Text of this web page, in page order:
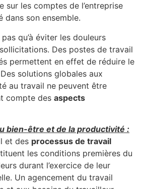
sur les comptes de l’entreprise
dans son ensemble.
qu’à éviter les douleurs
Des postes de travail
permettent en effet de réduire le
solutions globales aux
au travail ne peuvent être
compte des aspects
bien-être et de la productivité :
et des processus de travail
les conditions premières du
durant l’exercice de leur
Un agencement du travail